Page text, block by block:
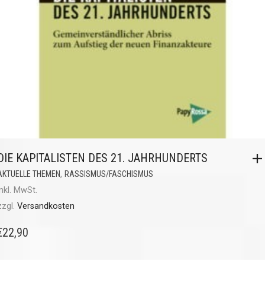
KAPITALISTEN DES 21. JAHRHUNDERTS
THEMEN, RASSISMUS/FASCHISMUS
MwSt.
Versandkosten
22,90